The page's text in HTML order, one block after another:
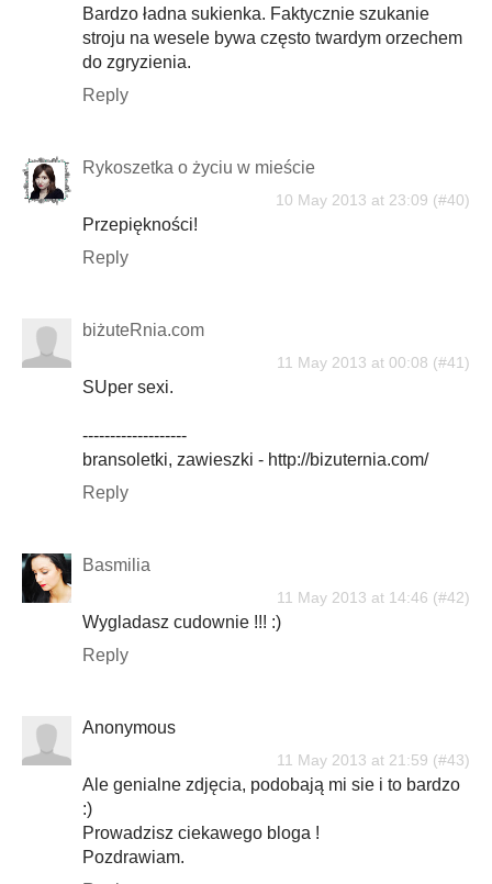
Bardzo ładna sukienka. Faktycznie szukanie
stroju na wesele bywa często twardym orzechem
do zgryzienia.
Reply
Rykoszetka o życiu w mieście
10 May 2013 at 23:09
Przepiękności!
Reply
biżuteRnia.com
11 May 2013 at 00:08
SUper sexi.
-------------------
bransoletki, zawieszki - http://bizuternia.com/
Reply
Basmilia
11 May 2013 at 14:46
Wygladasz cudownie !!! :)
Reply
Anonymous
11 May 2013 at 21:59
Ale genialne zdjęcia, podobają mi sie i to bardzo
:)
Prowadzisz ciekawego bloga !
Pozdrawiam.